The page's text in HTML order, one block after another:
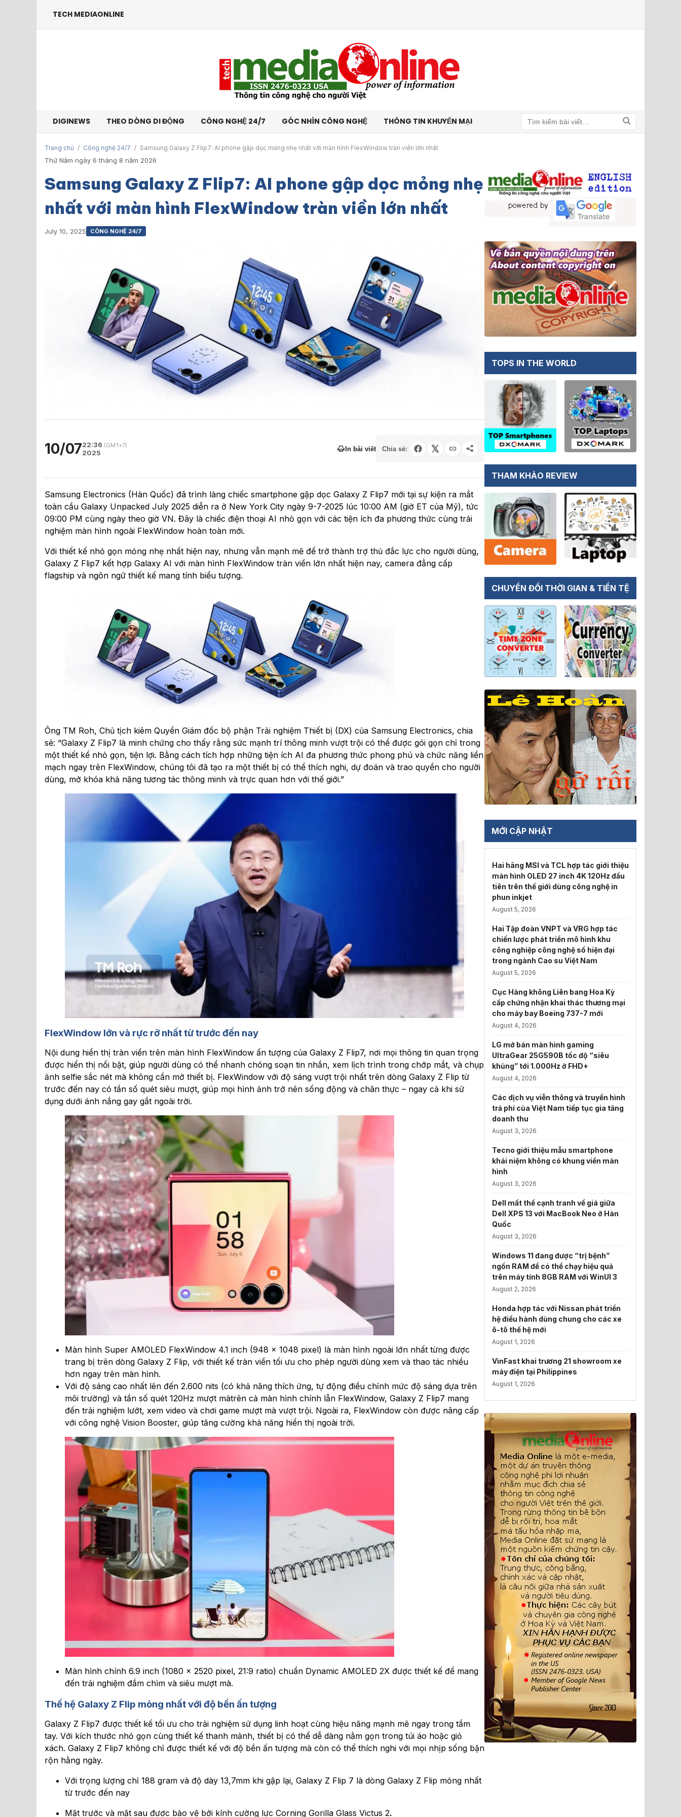
TECH MEDIAONLINE
DIGINEWS THEO DÒNG DI ĐỘNG CÔNG NGHỆ 24/7 GÓC NHÌN CÔNG NGHỆ THÔNG TIN KHUYẾN MẠI
Tìm kiếm
Trang chủ / Công nghệ 24/7 / Samsung Galaxy Z Flip7: AI phone gập dọc mỏng nhẹ nhất với màn hình FlexWindow tràn viền lớn nhất
Thứ Năm ngày 6 tháng 8 năm 2026
Samsung Galaxy Z Flip7: AI phone gập dọc mỏng nhẹ
nhất với màn hình FlexWindow tràn viền lớn nhất
July 10, 2025 CÔNG NGHỆ 24/7
10/0722:36 (GMT+7)
2025 In bài viết Chia sẻ:
Samsung Electronics (Hàn Quốc) đã trình làng chiếc smartphone gập dọc Galaxy Z Flip7 mới tại sự kiện ra mắt
toàn cầu Galaxy Unpacked July 2025 diễn ra ở New York City ngày 9-7-2025 lúc 10:00 AM (giờ ET của Mỹ), tức
09:00 PM cùng ngày theo giờ VN. Đây là chiếc điện thoại AI nhỏ gọn với các tiện ích đa phương thức cùng trải
nghiệm màn hình ngoài FlexWindow hoàn toàn mới.
Với thiết kế nhỏ gọn mỏng nhẹ nhất hiện nay, nhưng vẫn mạnh mẽ để trở thành trợ thủ đắc lực cho người dùng,
Galaxy Z Flip7 kết hợp Galaxy AI với màn hình FlexWindow tràn viền lớn nhất hiện nay, camera đẳng cấp
flagship và ngôn ngữ thiết kế mang tính biểu tượng.
Ông TM Roh, Chủ tịch kiêm Quyền Giám đốc bộ phận Trải nghiệm Thiết bị (DX) của Samsung Electronics, chia
sẻ: “Galaxy Z Flip7 là minh chứng cho thấy rằng sức mạnh trí thông minh vượt trội có thể được gói gọn chỉ trong
một thiết kế nhỏ gọn, tiện lợi. Bằng cách tích hợp những tiện ích AI đa phương thức phong phú và chức năng liền
mạch ngay trên FlexWindow, chúng tôi đã tạo ra một thiết bị có thể thích nghi, dự đoán và trao quyền cho người
dùng, mở khóa khả năng tương tác thông minh và trực quan hơn với thế giới.”
FlexWindow lớn và rực rỡ nhất từ trước đến nay
Nội dung hiển thị tràn viền trên màn hình FlexWindow ấn tượng của Galaxy Z Flip7, nơi mọi thông tin quan trọng
được hiển thị nổi bật, giúp người dùng có thể nhanh chóng soạn tin nhắn, xem lịch trình trong chớp mắt, và chụp
ảnh selfie sắc nét mà không cần mở thiết bị. FlexWindow với độ sáng vượt trội nhất trên dòng Galaxy Z Flip từ
trước đến nay có tần số quét siêu mượt, giúp mọi hình ảnh trở nên sống động và chân thực – ngay cả khi sử
dụng dưới ánh nắng gay gắt ngoài trời.
Màn hình Super AMOLED FlexWindow 4.1 inch (948 x 1048 pixel) là màn hình ngoài lớn nhất từng được
trang bị trên dòng Galaxy Z Flip, với thiết kế tràn viền tối ưu cho phép người dùng xem và thao tác nhiều
hơn ngay trên màn hình.
Với độ sáng cao nhất lên đến 2.600 nits (có khả năng thích ứng, tự động điều chỉnh mức độ sáng dựa trên
môi trường) và tần số quét 120Hz mượt màtrên cả màn hình chính lẫn FlexWindow, Galaxy Z Flip7 mang
đến trải nghiệm lướt, xem video và chơi game mượt mà vượt trội. Ngoài ra, FlexWindow còn được nâng cấp
với công nghệ Vision Booster, giúp tăng cường khả năng hiển thị ngoài trời.
Màn hình chính 6.9 inch (1080 x 2520 pixel, 21:9 ratio) chuẩn Dynamic AMOLED 2X được thiết kế để mang
đến trải nghiệm đắm chìm và siêu mượt mà.
Thế hệ Galaxy Z Flip mỏng nhất với độ bền ấn tượng
Galaxy Z Flip7 được thiết kế tối ưu cho trải nghiệm sử dụng linh hoạt cùng hiệu năng mạnh mẽ ngay trong tầm
tay. Với kích thước nhỏ gọn cùng thiết kế thanh mảnh, thiết bị có thể dễ dàng nằm gọn trong túi áo hoặc giỏ
xách. Galaxy Z Flip7 không chỉ được thiết kế với độ bền ấn tượng mà còn có thể thích nghi với mọi nhịp sống bận
rộn hằng ngày.
Với trọng lượng chỉ 188 gram và độ dày 13,7mm khi gập lại, Galaxy Z Flip 7 là dòng Galaxy Z Flip mỏng nhất
từ trước đến nay
Mặt trước và mặt sau được bảo vệ bởi kính cường lực Corning Gorilla Glass Victus 2.
TOPS IN THE WORLD
THAM KHẢO REVIEW
CHUYỂN ĐỔI THỜI GIAN & TIỀN TỆ
MỚI CẬP NHẬT
Hai hãng MSI và TCL hợp tác giới thiệu
màn hình OLED 27 inch 4K 120Hz đầu
tiên trên thế giới dùng công nghệ in
phun inkjet
August 5, 2026
Hai Tập đoàn VNPT và VRG hợp tác
chiến lược phát triển mô hình khu
công nghiệp công nghệ số hiện đại
trong ngành Cao su Việt Nam
August 5, 2026
Cục Hàng không Liên bang Hoa Kỳ
cấp chứng nhận khai thác thương mại
cho máy bay Boeing 737-7 mới
August 4, 2026
LG mở bán màn hình gaming
UltraGear 25G590B tốc độ “siêu
khủng” tới 1.000Hz ở FHD+
August 4, 2026
Các dịch vụ viễn thông và truyền hình
trả phí của Việt Nam tiếp tục gia tăng
doanh thu
August 3, 2026
Tecno giới thiệu mẫu smartphone
khái niệm không có khung viền màn
hình
August 3, 2026
Dell mất thế cạnh tranh về giá giữa
Dell XPS 13 với MacBook Neo ở Hàn
Quốc
August 3, 2026
Windows 11 đang được “trị bệnh”
ngốn RAM để có thể chạy hiệu quả
trên máy tính 8GB RAM với WinUI 3
August 2, 2026
Honda hợp tác với Nissan phát triển
hệ điều hành dùng chung cho các xe
ô-tô thế hệ mới
August 1, 2026
VinFast khai trương 21 showroom xe
máy điện tại Philippines
August 1, 2026